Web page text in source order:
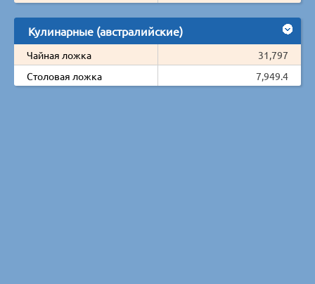
Кулинарные (австралийские)
Чайная ложка
31,797
Столовая ложка
7,949.4